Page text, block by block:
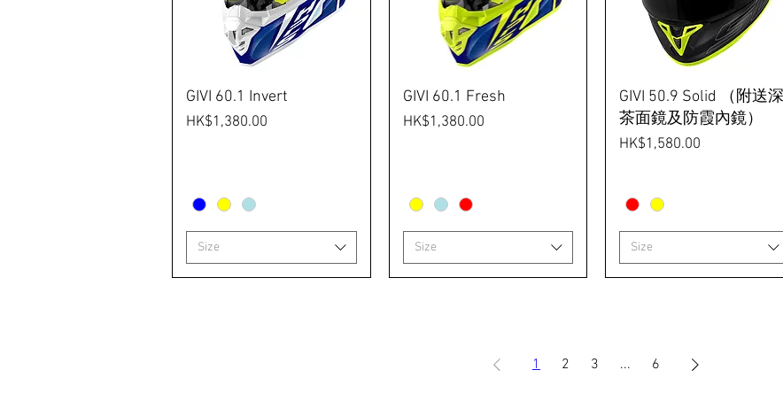
GIVI 60.1 Invert
價格
HK$1,380.00
Size
GIVI 60.1 Fresh
價格
HK$1,380.00
Size
GIVI 50.9 Solid （附送深
茶面鏡及防霞內鏡）
價格
HK$1,580.00
Size
1 2 3 ... 6